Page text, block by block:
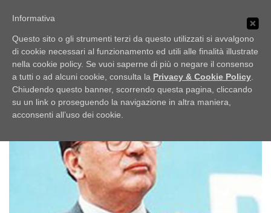
PUBBLICI IMBROGLIONI Menu
HOME LO SCAFFALE NOTIZIE
UFFICIO STAMPA
TAG:CARABINIERI
Informativa
Questo sito o gli strumenti terzi da questo utilizzati si avvalgono
di cookie necessari al funzionamento ed utili alle finalità illustrate
nella cookie policy. Se vuoi saperne di più o negare il consenso
a tutti o ad alcuni cookie, consulta la Privacy & Cookie Policy
Chiudendo questo banner, scorrendo questa pagina, cliccando
su un link o proseguendo la navigazione in altra maniera,
acconsenti all’uso dei cookie.